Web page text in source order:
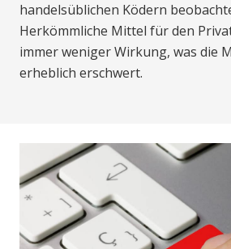
handelsüblichen Ködern
Herkömmliche Mittel für den
immer weniger Wirkung, was die
erheblich erschwert.